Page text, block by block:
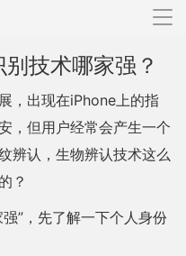
导
技术哪家强？
，出现在iPhone上的指
，但用户经常会产生一个
辨认，生物辨认技术这么
？
”，先了解一下个人身份